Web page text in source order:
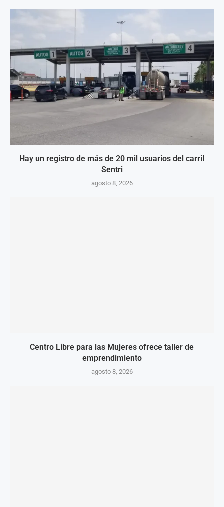
Hay un registro de más de 20 mil usuarios del carril
Sentri
agosto 8, 2026
Centro Libre para las Mujeres ofrece taller de
emprendimiento
agosto 8, 2026